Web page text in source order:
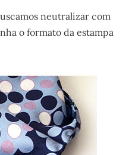
neutralizar com
o formato da estampa